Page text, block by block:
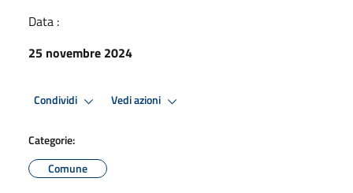
Data :
25 novembre 2024
Condividi Vedi azioni
Categorie:
Comune